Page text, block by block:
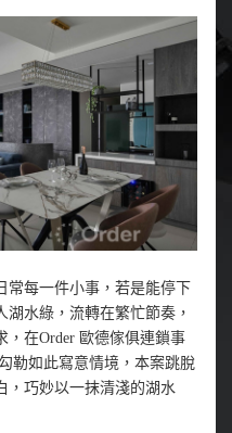
常每一件小事，若是能停下
水綠，流轉在繁忙節奏，
，在Order 歐德傢俱連鎖事
勒如此寫意情境，本案跳脫
，巧妙以一抹清淺的湖水